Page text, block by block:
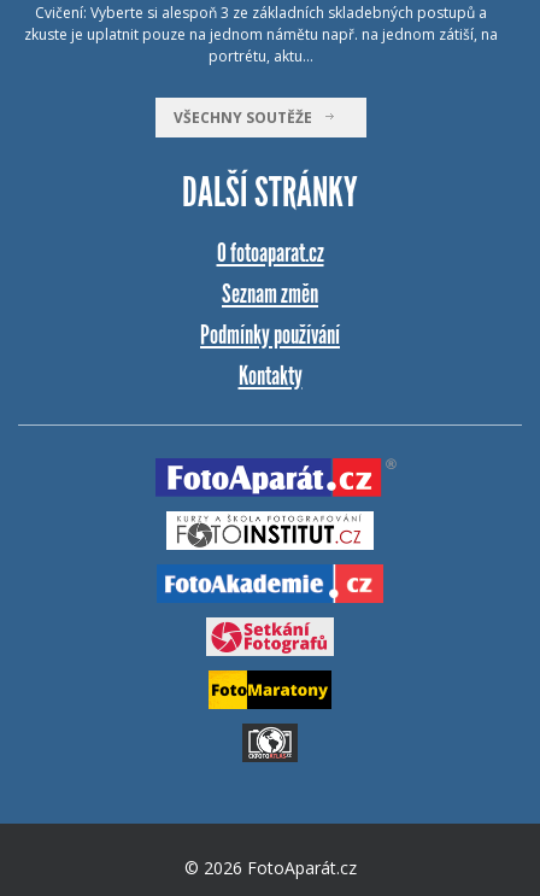
Cvičení: Vyberte si alespoň 3 ze základních skladebných postupů a
zkuste je uplatnit pouze na jednom námětu např. na jednom zátiší, na
portrétu, aktu…
VŠECHNY SOUTĚŽE
DALŠÍ STRÁNKY
O fotoaparat.cz
Seznam změn
Podmínky používání
Kontakty
© 2026 FotoAparát.cz